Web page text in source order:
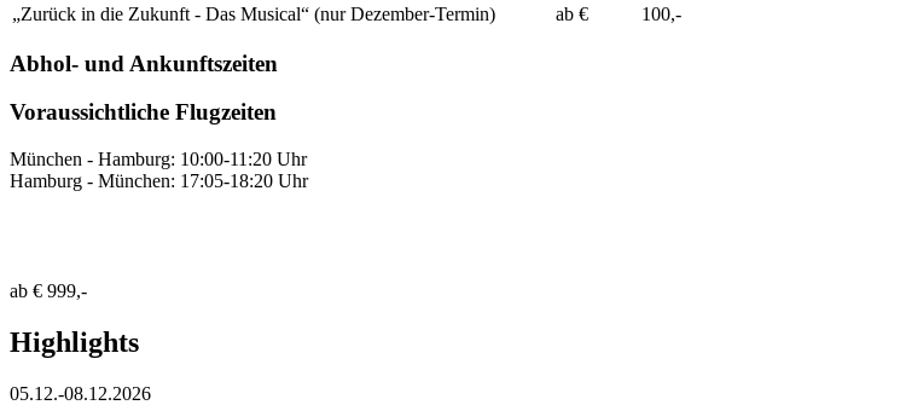
„Zurück in die Zukunft - Das Musical“ (nur Dezember-Termin)
ab € 100,-
Abhol- und Ankunftszeiten
Voraussichtliche Flugzeiten
München - Hamburg: 10:00-11:20 Uhr
Hamburg - München: 17:05-18:20 Uhr
ab € 999,-
Highlights
05.12.-08.12.2026